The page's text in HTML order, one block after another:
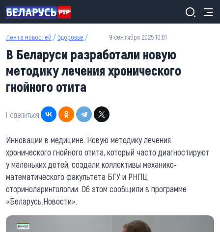
Перейти к основному содержанию
Лента новостей / Здоровье / 9 сентября 2025 10:01
В Беларуси разработали новую
методику лечения хронического
гнойного отита
Поделиться:
Инновации в медицине. Новую методику лечения
хронического гнойного отита, который часто диагностируют
у маленьких детей, создали коллективы механико-
математического факультета БГУ и РНПЦ
оториноларингологии. Об этом сообщили в программе
«Беларусь.Новости».